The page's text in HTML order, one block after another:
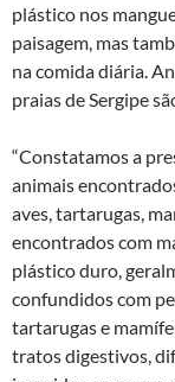
plástico nos
paisagem, mas
na comida diária.
praias de Sergipe
“Constatamos a
animais
aves, tartarugas,
encontrados com
plástico duro,
confundidos com
tartarugas e
tratos digestivos,